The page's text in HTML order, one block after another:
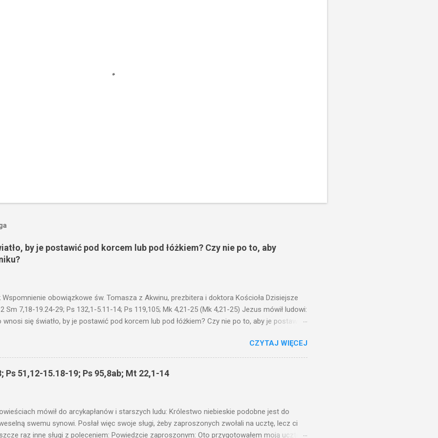
by je postawić pod korcem lub pod łóżkiem? Czy nie po to, aby
Wspomnienie obowiązkowe św. Tomasza z Akwinu, prezbitera i doktora Kościoła Dzisiejsze
Sm 7,18-19.24-29; Ps 132,1-5.11-14; Ps 119,105; Mk 4,21-25 (Mk 4,21-25) Jezus mówił ludowi:
wnosi się światło, by je postawić pod korcem lub pod łóżkiem? Czy nie po to, aby je postawić
I mówił im: Uważajcie na to, czego słuchacie. Taką samą miarą, jaką wy mierzycie,
i jeszcze wam dołożą. Bo kto ma, temu będzie dane; a kto nie ma, pozbawią go i tego, co
fragmencie z Ewangelii Jezus kontynuuje przypowieści.... Czy po to wnosi się światło,
pod korcem lub pod łóżkiem? Czy nie po to, aby je postawić na świeczniku? Nie ma
CZYTAJ WIĘCEJ
Ps 51,12-15.18-19; Ps 95,8ab; Mt 22,1-14
mówił do arcykapłanów i starszych ludu: Królestwo niebieskie podobne jest do
swemu synowi. Posłał więc swoje sługi, żeby zaproszonych zwołali na ucztę, lecz ci
raz inne sługi z poleceniem: Powiedzcie zaproszonym: Oto przygotowałem moją ucztę: